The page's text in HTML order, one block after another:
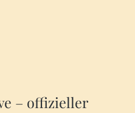
– offizieller